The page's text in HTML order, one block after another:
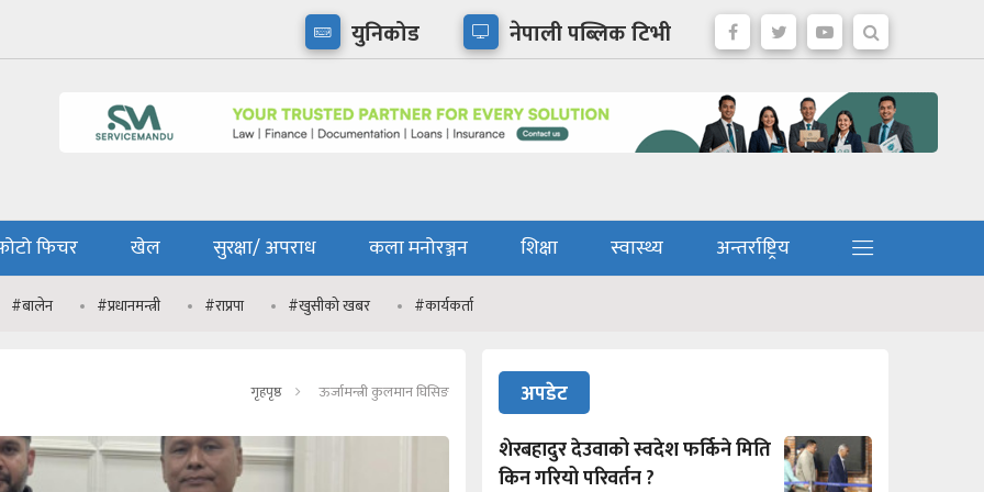
युनिकोड नेपाली पब्लिक टिभी
फिचर खेल सुरक्षा/ अपराध कला मनोरञ्जन शिक्षा स्वास्थ्य
अन्तर्राष्ट्रिय
#बालेन #प्रधानमन्त्री #राप्रपा #खुसीको खबर #कार्यकर्ता
गृहपृष्ठ ऊर्जामन्त्री कुलमान घिसिङ
अपडेट
शेरबहादुर देउवाको स्वदेश फर्किने मिति
किन गरियो परिवर्तन ?